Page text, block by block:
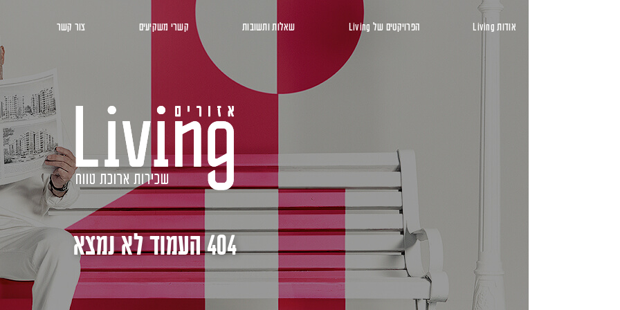
אודות Living הפרויקטים של Living שאלות ותשובות קשרי משקיעים צור קשר
404 העמוד לא נמצא